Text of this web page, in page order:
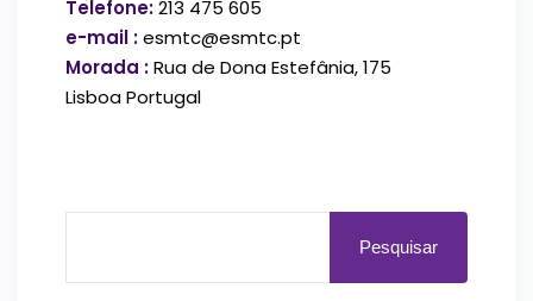
Telefone:213 475 605
e-mail :esmtc@esmtc.pt
Morada :Rua de Dona Estefânia, 175
Lisboa Portugal
Pesquisar